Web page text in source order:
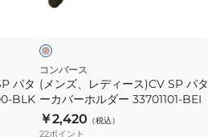
パタ
BLK
ス)CV
パ
タ
ー
バ
コンバース
(メンズ、レディース)CV SP パタ
ーカバーホルダー 33701101-BEI
￥2,420 （税込）
22ポイント